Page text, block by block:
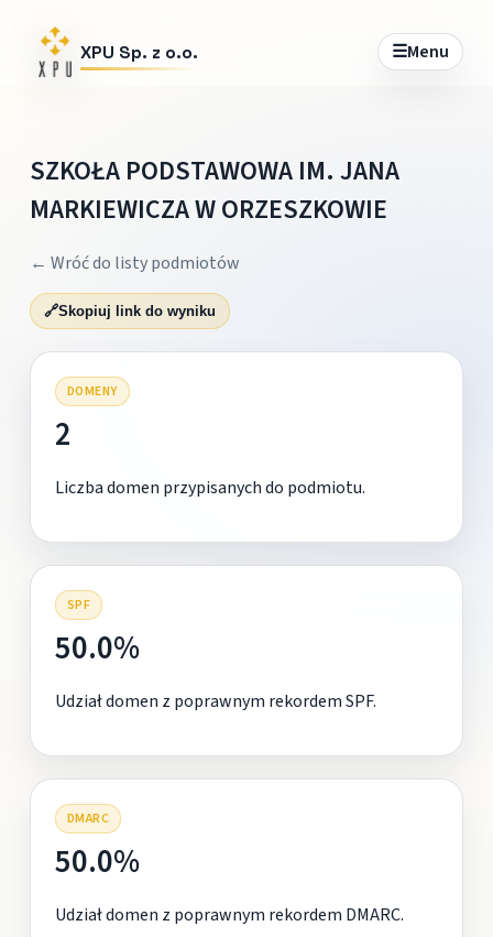
XPU Sp. z o.o. ☰Menu
SZKOŁA PODSTAWOWA IM. JANA
MARKIEWICZA W ORZESZKOWIE
← Wróć do listy podmiotów
🔗Skopiuj link do wyniku
DOMENY
2
Liczba domen przypisanych do podmiotu.
SPF
50.0%
Udział domen z poprawnym rekordem SPF.
DMARC
50.0%
Udział domen z poprawnym rekordem DMARC.